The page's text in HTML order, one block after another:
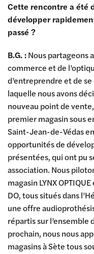
Cette rencontre a été
développer
passé ?
B.G. :Nous partageons
commerce et de
d’entreprendre et de
laquelle nous avons
nouveau point de
premier magasin sous
Saint-Jean-de-Védas
opportunités de
présentées, qui ont pu
association. Nous
magasin LYNX
DO, tous situés dans
une offre
répartis sur l’ensemble
prochain, nous nous
magasins à Sète tous